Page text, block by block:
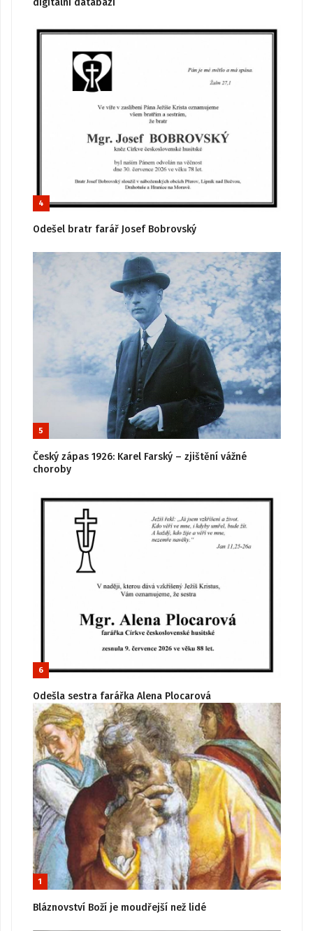
4
Odešel bratr farář Josef Bobrovský
5
Český zápas 1926: Karel Farský – zjištění vážné
choroby
6
Odešla sestra farářka Alena Plocarová
1
Bláznovství Boží je moudřejší než lidé